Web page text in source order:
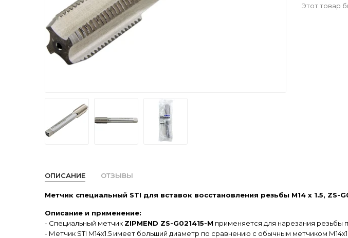
Этот товар
ОПИСАНИЕ ОТЗЫВЫ
Метчик специальный STI для вставок восстановления резьбы M14 х 1.5, ZS-
Описание и применение:
- Специальный метчик ZIPMEND ZS-G021415-M применяется для нарезания резьбы
- Метчик STI M14х1.5 имеет больший диаметр по сравнению с обычным метчиком